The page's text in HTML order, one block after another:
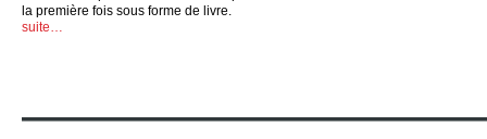
la première fois sous forme de livre.
suite…